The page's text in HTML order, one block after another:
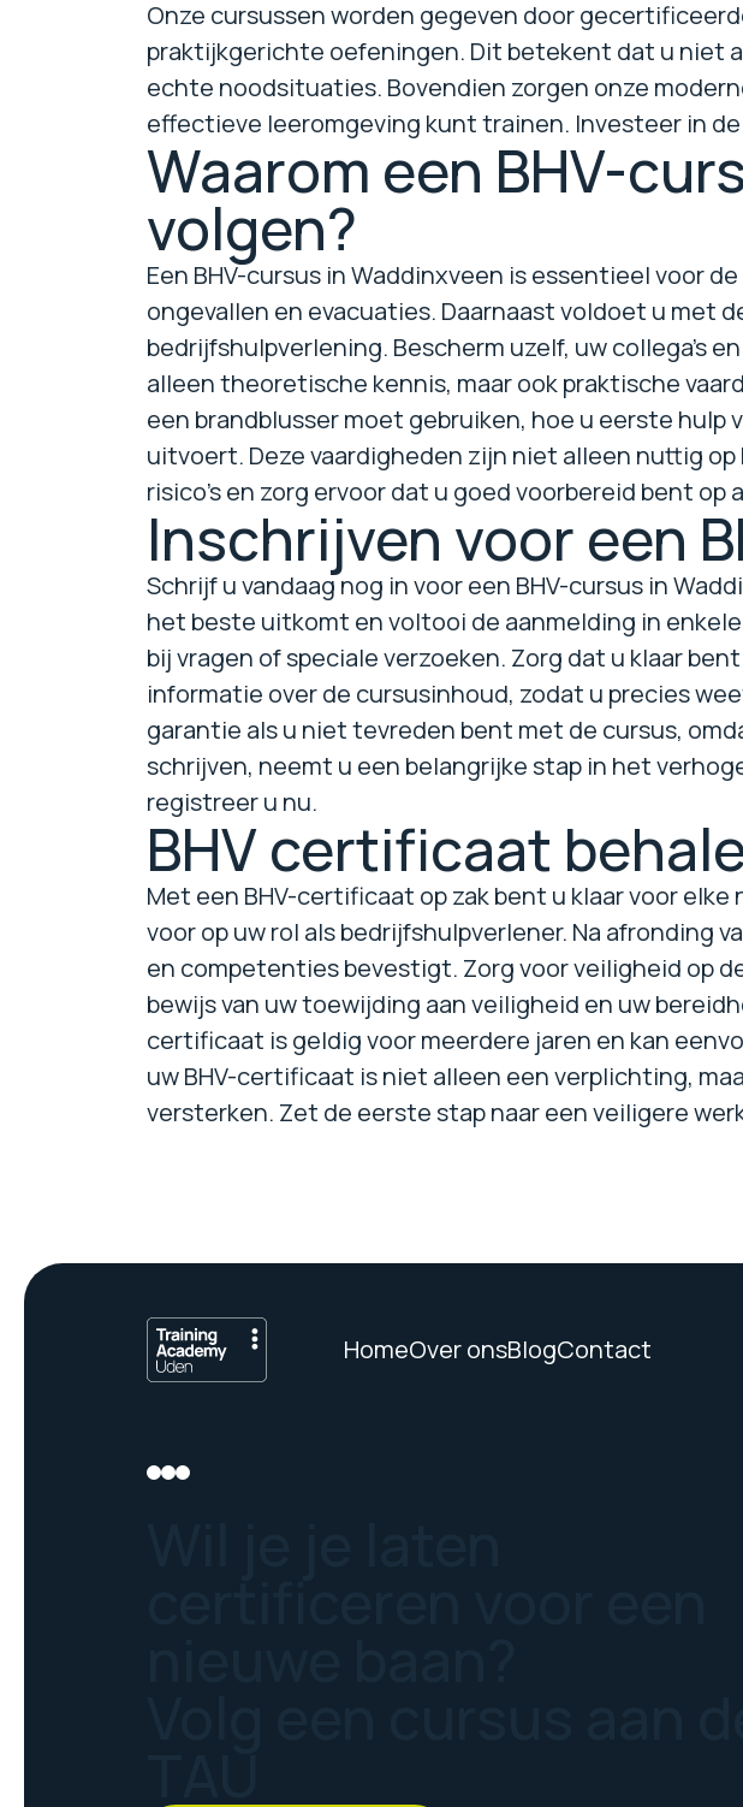
Onze cursussen worden gegeven door
praktijkgerichte oefeningen. Dit betekent dat u niet
echte noodsituaties. Bovendien zorgen onze
effectieve leeromgeving kunt trainen. Investeer in
Waarom een BHV-
volgen?
Een BHV-cursus in Waddinxveen is essentieel voor
ongevallen en evacuaties. Daarnaast voldoet u met
bedrijfshulpverlening. Bescherm uzelf, uw collega's
alleen theoretische kennis, maar ook praktische
een brandblusser moet gebruiken, hoe u eerste
uitvoert. Deze vaardigheden zijn niet alleen nuttig
risico's en zorg ervoor dat u goed voorbereid bent
Inschrijven voor een
Schrijf u vandaag nog in voor een BHV-cursus in
het beste uitkomt en voltooi de aanmelding in
bij vragen of speciale verzoeken. Zorg dat u klaar
informatie over de cursusinhoud, zodat u precies
garantie als u niet tevreden bent met de cursus,
schrijven, neemt u een belangrijke stap in het
registreer u nu.
BHV certificaat
Met een BHV-certificaat op zak bent u klaar voor
voor op uw rol als bedrijfshulpverlener. Na
en competenties bevestigt. Zorg voor veiligheid op
bewijs van uw toewijding aan veiligheid en uw
certificaat is geldig voor meerdere jaren en kan
uw BHV-certificaat is niet alleen een verplichting,
versterken. Zet de eerste stap naar een veiligere
HomeOver onsBlogContact